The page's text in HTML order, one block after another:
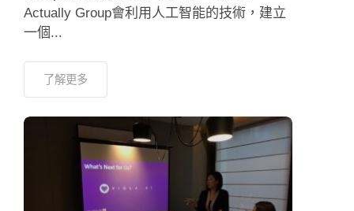
Actually Group會利用人工智能的技術，建立
一個...
了解更多